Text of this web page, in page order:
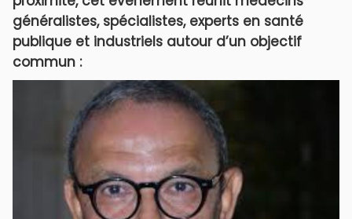
généralistes, spécialistes, experts en santé
publique et industriels autour d’un objectif
commun :